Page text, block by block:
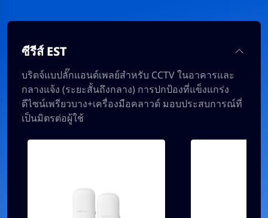
ซีรีส์ EST
บริดจ์แบปลั๊กแอนด์เพลย์สำหรับ CCTV ในอาคารและ
กลางแจ้ง (ระยะสั้นถึงกลาง) การปกป้องที่แข็งแกร่ง
ดีไซน์เพรียวบาง+เครื่องมือคลาวด์ มอบประสบการณ์ที่
เป็นมิตรต่อผู้ใช้